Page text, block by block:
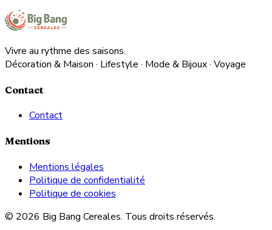
Vivre au rythme des saisons.
Décoration & Maison · Lifestyle · Mode & Bijoux · Voyage
Contact
Contact
Mentions
Mentions légales
Politique de confidentialité
Politique de cookies
© 2026 Big Bang Cereales. Tous droits réservés.